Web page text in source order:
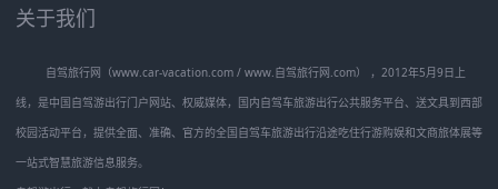
关于我们
自驾旅行网（www.car-vacation.com / www.自驾旅行网.com） ，2012年5月9日上
线，是中国自驾游出行门户网站、权威媒体，国内自驾车旅游出行公共服务平台、送文具到西部
校园活动平台，提供全面、准确、官方的全国自驾车旅游出行沿途吃住行游购娱和文商旅体展等
一站式智慧旅游信息服务。